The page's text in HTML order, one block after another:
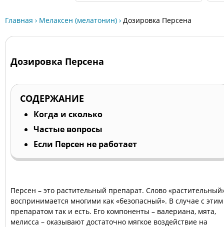
Главная › Мелаксен (мелатонин) › Дозировка Персена
Дозировка Персена
СОДЕРЖАНИЕ
Когда и сколько
Частые вопросы
Если Персен не работает
Персен – это растительный препарат. Слово
воспринимается многими как «безопасный». В случае с этим
препаратом так и есть. Его компоненты – валериана, мята,
мелисса – оказывают достаточно мягкое воздействие на